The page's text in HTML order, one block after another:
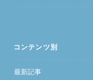
コンテンツ別
最新記事